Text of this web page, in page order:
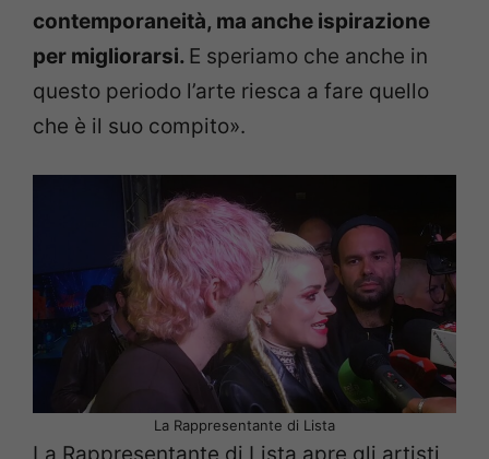
contemporaneità, ma anche ispirazione
per migliorarsi. E speriamo che anche in
questo periodo l’arte riesca a fare quello
che è il suo compito».
La Rappresentante di Lista